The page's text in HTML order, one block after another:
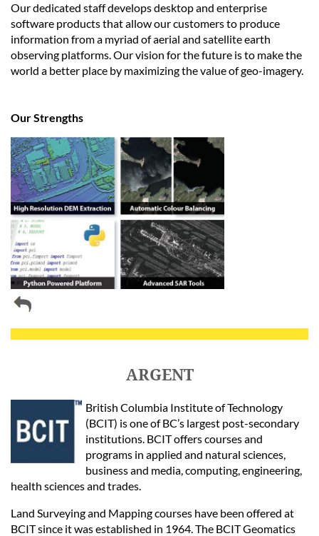
Our dedicated staff develops desktop and enterprise
software products that allow our customers to produce
information from a myriad of aerial and satellite earth
observing platforms. Our vision for the future is to make the
world a better place by maximizing the value of geo-imagery.
Our Strengths
ARGENT
British Columbia Institute of Technology
(BCIT) is one of BC’s largest post-secondary
institutions. BCIT offers courses and
programs in applied and natural sciences,
business and media, computing, engineering,
health sciences and trades.
Land Surveying and Mapping courses have been offered at
BCIT since it was established in 1964. The BCIT Geomatics